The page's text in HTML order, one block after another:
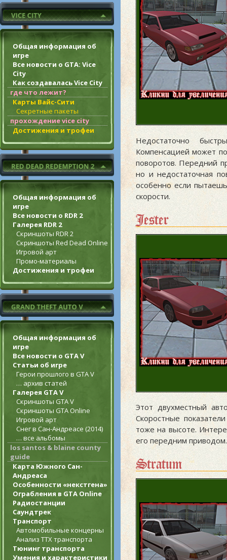
Общая информация об
игре
Все новости о GTA: Vice
City
Как создавалась Vice City
где что лежит?
Карты Вайс-Сити
Секретные пакеты
прохождение vice city
Достижения и трофеи
Общая информация об
игре
Все новости о RDR 2
Галерея RDR 2
Скриншоты RDR 2
Скриншоты Red Dead Online
Игровой арт
Промо-материалы
Достижения и трофеи
Общая информация об
игре
Все новости о GTA V
Статьи об игре
Герои прошлого в GTA V
… архив статей
Галерея GTA V
Скриншоты GTA V
Скриншоты GTA Online
Игровой арт
Снег в Сан-Андреасе (2014)
… все альбомы
los santos & blaine county
guide
Карта Южного Сан-
Андреаса
Особенности «некстгена»
Ограбления в GTA Online
Радиостанции
Саундтрек
Транспорт
Автомобильные концерны
Анализ ТТХ транспорта
Тюнинг транспорта
Умения и характеристики
Недостаточно
Компенсацией может
поворотов. Передний
но и недостаточная
особенно если
скорости.
Jester
Этот двухместный
Скоростные
тоже на высоте.
его передним приводом.
Stratum